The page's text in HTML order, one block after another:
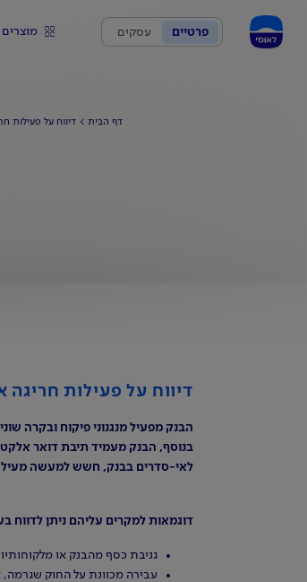
פרטיים עסקים מוצרים
דף הבית דיווח על פעילות
דיווח על פעילות
הבנק מפעיל מנגנוני פיקוח ובקרה
בנוסף, הבנק מעמיד תיבת דואר
לאי-סדרים בבנק, חשש למעשה
דוגמאות למקרים עליהם ניתן לדווח
גניבת כסף מהבנק או מלקוחותיו
עבירה מכוונת על החוק שגרמה,